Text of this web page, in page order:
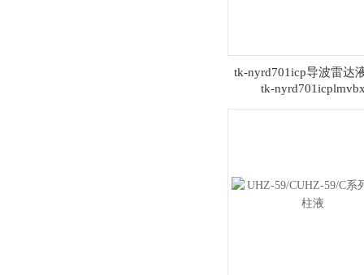
tk-nyrd701icp导波雷达
tk-